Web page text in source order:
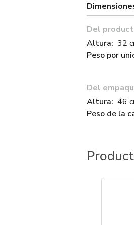
Del
Altura: 32
Peso por
Del
Altura: 46
Peso de la